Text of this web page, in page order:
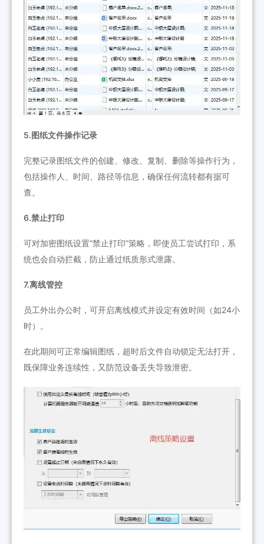
5.图纸文件操作记录
完整记录图纸文件的创建、修改、复制、删除等操作行为，
包括操作人、时间、路径等信息，确保任何流转都有据可
查。
6.禁止打印
可对加密图纸设置“禁止打印”策略，即使员工尝试打印，系
统也会自动拦截，防止通过纸质形式泄露。
7.离线管控
员工外出办公时，可开启离线模式并设定有效时间（如24小
时）。
在此期间可正常编辑图纸，超时后文件自动锁定无法打开，
既保障业务连续性，又防范设备丢失导致泄密。